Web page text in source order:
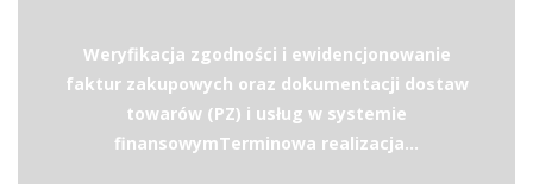
Weryfikacja zgodności i ewidencjonowanie
faktur zakupowych oraz dokumentacji dostaw
towarów (PZ) i usług w systemie
finansowymTerminowa realizacja...